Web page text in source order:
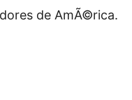
de AmÃ©rica.